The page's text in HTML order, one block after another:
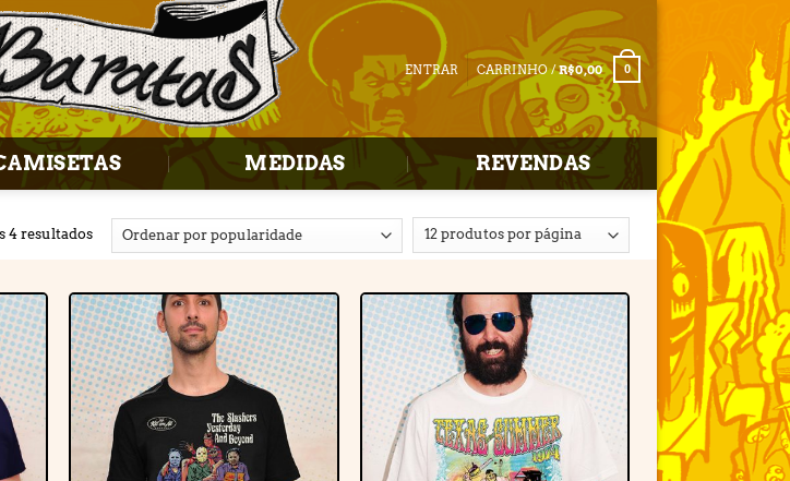
ENTRAR CARRINHO /R$0,00 0
MEDIDAS REVENDAS
4 resultados
Adicionar
à lista de
desejos
Adicionar
à lista de